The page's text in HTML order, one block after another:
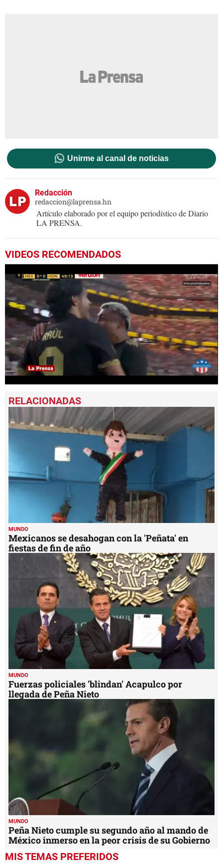
Unirme al canal de noticias
Redacción
redaccion@laprensa.hn
Artículo elaborado por el equipo periodístico de Diario
LA PRENSA.
VIDEOS RECOMENDADOS
seconds
of
seconds
MUNDO
Mexicanos se desahogan con la 'Peñata' en
fiestas de fin de año
MUNDO
Fuerzas policiales 'blindan' Acapulco por
llegada de Peña Nieto
MUNDO
Peña Nieto cumple su segundo año al mando de
México inmerso en la peor crisis de su Gobierno
MIS TEMAS PREFERIDOS